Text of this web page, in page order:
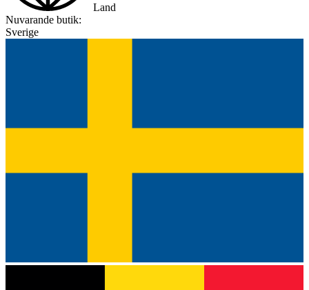
Land
Nuvarande butik:
Sverige